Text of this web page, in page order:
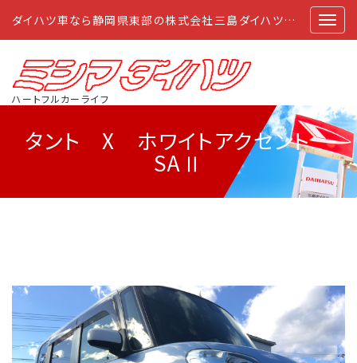
ダイハツ車なら静岡県東部の株式会社三島ダイハツにおまかせ
ハートフルカーライフ
タント X ホワイトアクセント
SAⅡ